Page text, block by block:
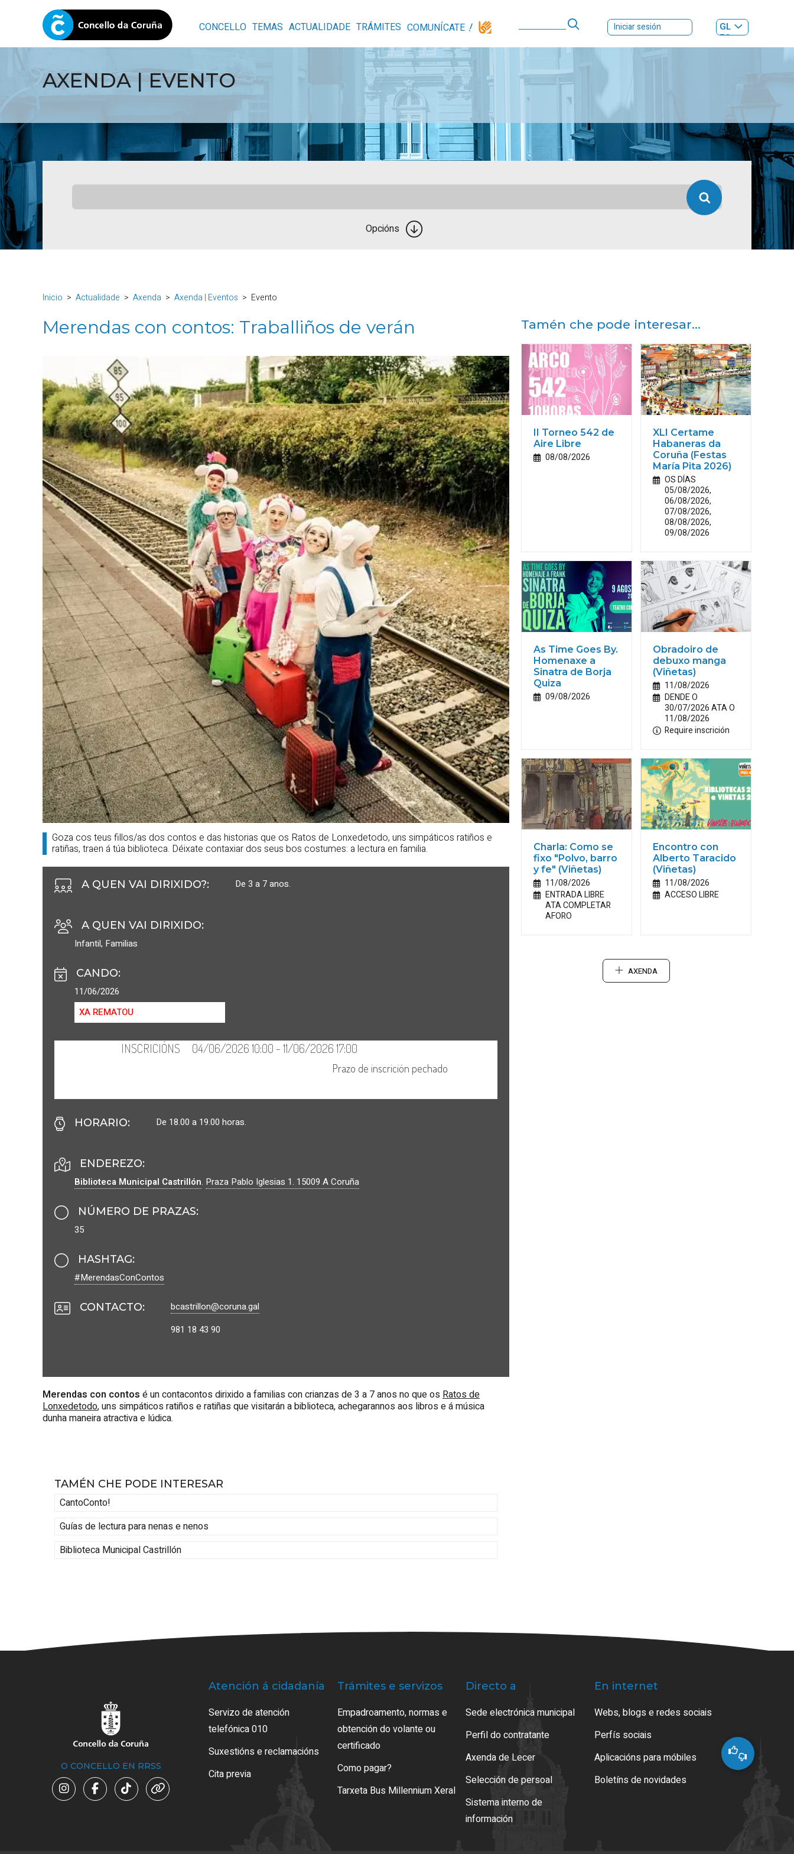
CONCELLO TEMAS ACTUALIDADE TRÁMITES COMUNÍCATE Iniciar sesión
GL
ES|
AXENDA | EVENTO
Opcións
Inicio Actualidade Axenda Axenda | Eventos Evento
Merendas con contos: Traballiños de verán
Goza cos teus fillos/as dos contos e das historias que os Ratos de Lonxedetodo, uns simpáticos ratiños e
ratiñas, traen á túa biblioteca. Déixate contaxiar dos seus bos costumes: a lectura en familia.
A QUEN VAI DIRIXIDO?: De 3 a 7 anos.
A QUEN VAI DIRIXIDO:
Infantil, Familias
CANDO:
11/06/2026
XA REMATOU
HORARIO: De 18.00 a 19.00 horas.
ENDEREZO:
Biblioteca Municipal Castrillón. Praza Pablo Iglesias 1. 15009 A Coruña
NÚMERO DE PRAZAS:
35
HASHTAG:
#MerendasConContos
CONTACTO:
bcastrillon@coruna.gal
981 18 43 90
Merendas con contos é un contacontos dirixido a familias con crianzas de 3 a 7 anos no que os Ratos de
Lonxedetodo, uns simpáticos ratiños e ratiñas que visitarán a biblioteca, achegarannos aos libros e á música
dunha maneira atractiva e lúdica.
TAMÉN CHE PODE INTERESAR
CantoConto!
Guías de lectura para nenas e nenos
Biblioteca Municipal Castrillón
Tamén che pode interesar...
II Torneo 542 de
Aire Libre
08/08/2026
XLI Certame
Habaneras da
Coruña (Festas
María Pita 2026)
OS DÍAS
05/08/2026,
06/08/2026,
07/08/2026,
08/08/2026,
09/08/2026
As Time Goes By.
Homenaxe a
Sinatra de Borja
Quiza
09/08/2026
Obradoiro de
debuxo manga
(Viñetas)
11/08/2026
DENDE O
30/07/2026 ATA O
11/08/2026
Require inscrición
Charla: Como se
fixo "Polvo, barro
y fe" (Viñetas)
11/08/2026
ENTRADA LIBRE
ATA COMPLETAR
AFORO
Encontro con
Alberto Taracido
(Viñetas)
11/08/2026
ACCESO LIBRE
AXENDA
O CONCELLO EN RRSS
Atención á cidadanía
Servizo de atención
telefónica 010
Suxestións e reclamacións
Cita previa
Trámites e servizos
Empadroamento, normas e
obtención do volante ou
certificado
Como pagar?
Tarxeta Bus Millennium Xeral
Directo a
Sede electrónica municipal
Perfil do contratante
Axenda de Lecer
Selección de persoal
Sistema interno de
información
En internet
Webs, blogs e redes sociais
Perfís sociais
Aplicacións para móbiles
Boletíns de novidades